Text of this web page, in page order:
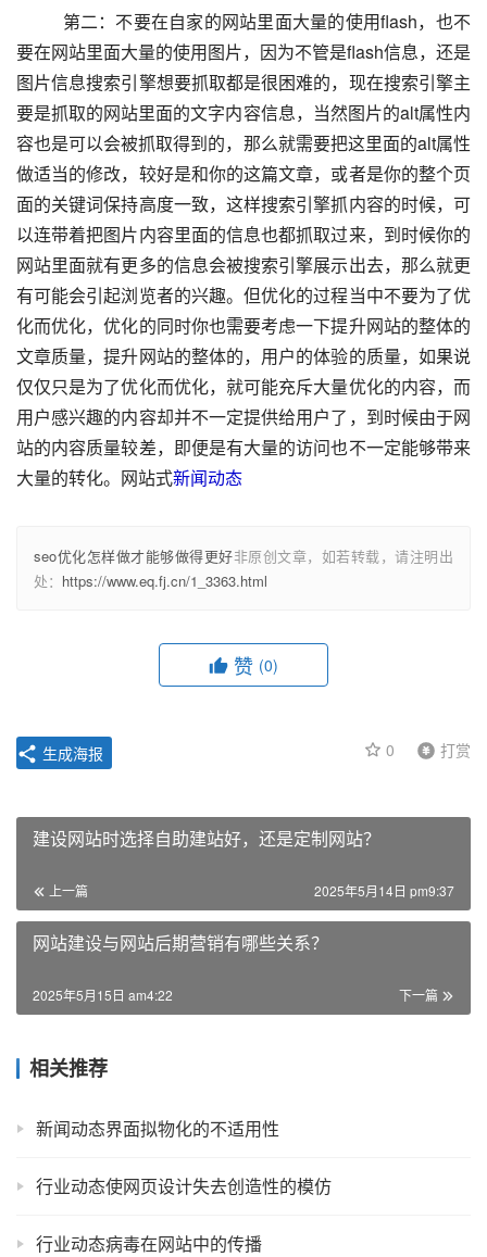
要在网站里面大量的使用图片，因为不管是flash信息，还是
图片信息搜索引擎想要抓取都是很困难的，现在搜索引擎主
要是抓取的网站里面的文字内容信息，当然图片的alt属性内
容也是可以会被抓取得到的，那么就需要把这里面的alt属性
做适当的修改，较好是和你的这篇文章，或者是你的整个页
面的关键词保持高度一致，这样搜索引擎抓内容的时候，可
以连带着把图片内容里面的信息也都抓取过来，到时候你的
网站里面就有更多的信息会被搜索引擎展示出去，那么就更
有可能会引起浏览者的兴趣。但优化的过程当中不要为了优
化而优化，优化的同时你也需要考虑一下提升网站的整体的
文章质量，提升网站的整体的，用户的体验的质量，如果说
仅仅只是为了优化而优化，就可能充斥大量优化的内容，而
用户感兴趣的内容却并不一定提供给用户了，到时候由于网
站的内容质量较差，即便是有大量的访问也不一定能够带来
大量的转化。网站式新闻动态
seo优化怎样做才能够做得更好非原创文章，如若转载，请注明出
处： https://www.eq.fj.cn/1_3363.html
赞 (0)
0 打赏
生成海报
建设网站时选择自助建站好，还是定制网站？
上一篇 2025年5月14日 pm9:37
网站建设与网站后期营销有哪些关系？
下一篇
2025年5月15日 am4:22
相关推荐
新闻动态界面拟物化的不适用性
行业动态使网页设计失去创造性的模仿
行业动态病毒在网站中的传播